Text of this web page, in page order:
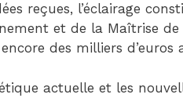
reçues, l’éclairage
et de la Maîtrise
des milliers
actuelle et les